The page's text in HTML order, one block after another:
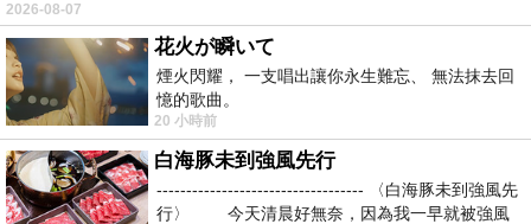
2026-08-07
花火が瞬いて
煙火閃耀， 一支唱出讓你永生難忘、 無法抹去回
憶的歌曲。
20 小時前
白海豚未到強風先行
----------------------------------- 〈白海豚未到強風先
行〉 今天清晨好無奈，因為我一早就被強風